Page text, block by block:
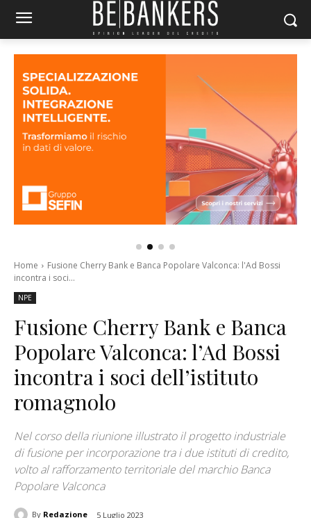
Home
Fusione Cherry Bank e Banca Popolare Valconca: l'Ad Bossi
incontra i soci...
NPE
Fusione Cherry Bank e Banca
Popolare Valconca: l’Ad Bossi
incontra i soci dell’istituto
romagnolo
Nel corso della riunione illustrato il progetto industriale
di fusione per incorporazione tra i due istituti di credito,
volto al rafforzamento territoriale del marchio Banca
Popolare Valconca
By Redazione 5 Luglio 2023